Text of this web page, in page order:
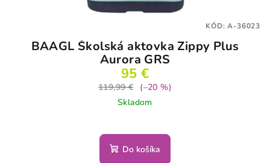
BAAGL Školská aktovka Zippy Plus
Aurora GRS
95 €
119,99 €
(–20 %)
Skladom
Do košíka
KÓD:A-36023